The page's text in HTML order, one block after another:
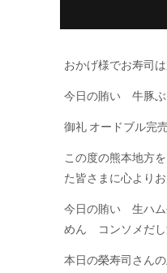
おかげ様でお寿司
今日の賄い 牛豚ぶ
御礼 オードブル完
この度の熊本地方
た皆さまに心より
今日の賄い 生ハム
めん コンソメだし
本日の榮寿司さん